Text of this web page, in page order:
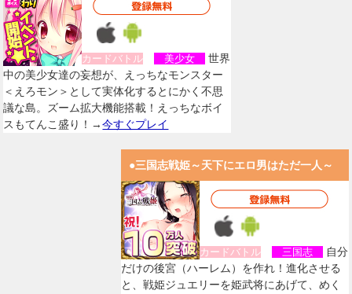
カードバトル 美少女
世界
中の美少女達の妄想が、えっちなモンスター
＜えろモン＞として実体化するとにかく不思
議な島。ズーム拡大機能搭載！えっちなボイ
スもてんこ盛り！→今すぐプレイ
●三国志戦姫～天下にエロ男はただ一人～
カードバトル 三国志
自分
だけの後宮（ハーレム）を作れ！進化させる
と、戦姫ジュエリーを姫武将にあげて、めく